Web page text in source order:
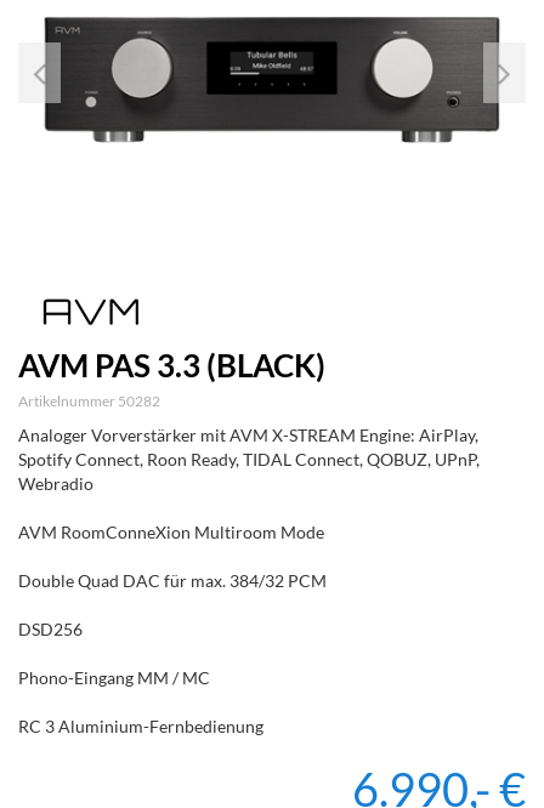
AVM PAS 3.3 (BLACK)
Artikelnummer 50282
Analoger Vorverstärker mit AVM X-STREAM Engine: AirPlay,
Spotify Connect, Roon Ready, TIDAL Connect, QOBUZ, UPnP,
Webradio
AVM RoomConneXion Multiroom Mode
Double Quad DAC für max. 384/32 PCM
DSD256
Phono-Eingang MM / MC
RC 3 Aluminium-Fernbedienung
6.990,- €